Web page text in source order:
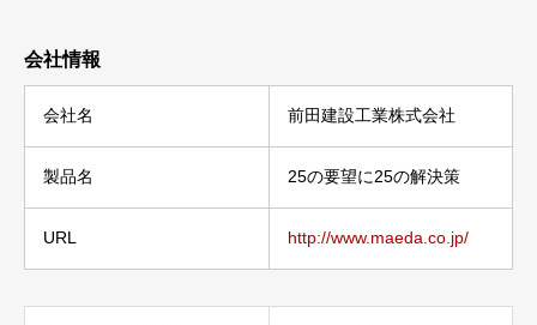
会社情報
会社名 前田建設工業株式会社
製品名 25の要望に25の解決策
URL http://www.maeda.co.jp/